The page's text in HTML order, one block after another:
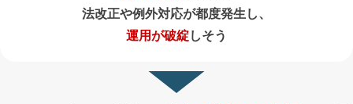
法改正や例外対応が都度発生し、
運用が破綻しそう